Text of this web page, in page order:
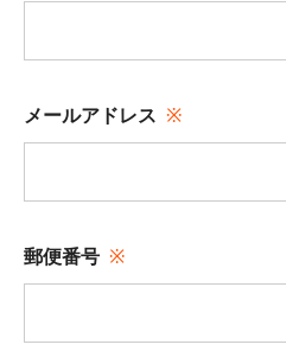
メールアドレス
郵便番号